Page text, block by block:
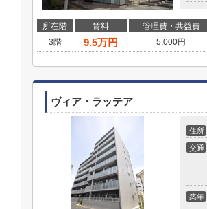
所在階 賃料 管理費・共益費
3階
9.5万円 5,000円
ヴィア・ラッテア
住所
交通
築年